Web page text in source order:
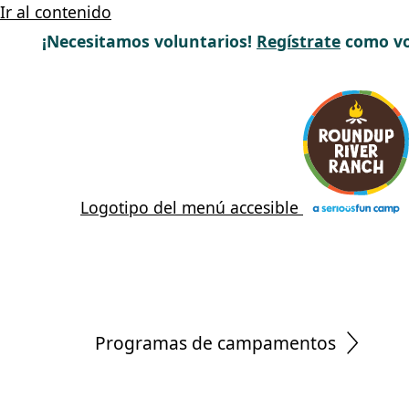
Ir al contenido
¡Necesitamos voluntarios! Regístrate como
Logotipo del menú accesible
Programas de campamentos